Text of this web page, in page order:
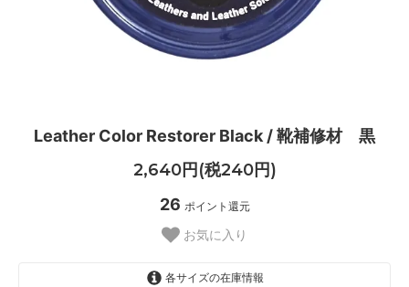
Leather Color Restorer Black / 靴補修材 黒
2,640円(税240円)
26 ポイント還元
お気に入り
各サイズの在庫情報